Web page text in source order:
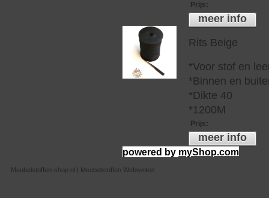
Prijs:
meer info
Rits Beige
*Voor stof en
*Binnen en
*Dikte 40
*1200M
Prijs:
meer info
powered by myShop.com
Meubelstoffen-shop.nl | Meubelstoffen Webwinkel